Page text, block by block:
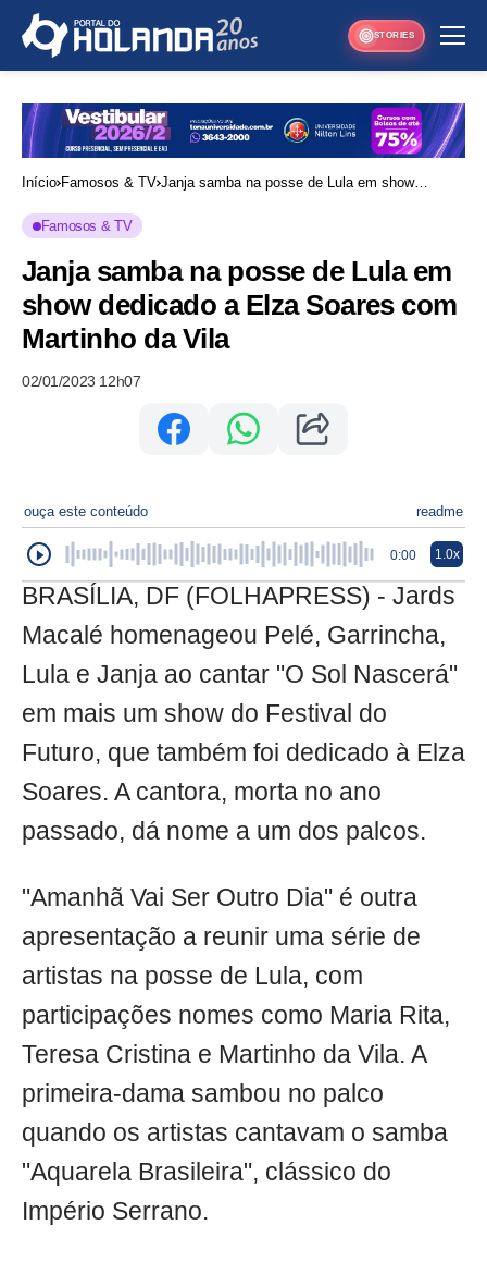
STORIES
Início Famosos & TV Janja samba na posse de Lula em show
Famosos & TV
Janja samba na posse de Lula em
show dedicado a Elza Soares com
Martinho da Vila
02/01/2023 12h07
ouça este conteúdo readme
0:00 1.0x
BRASÍLIA, DF (FOLHAPRESS) - Jards
Macalé homenageou Pelé, Garrincha,
Lula e Janja ao cantar "O Sol Nascerá"
em mais um show do Festival do
Futuro, que também foi dedicado à Elza
Soares. A cantora, morta no ano
passado, dá nome a um dos palcos.
"Amanhã Vai Ser Outro Dia" é outra
apresentação a reunir uma série de
artistas na posse de Lula, com
participações nomes como Maria Rita,
Teresa Cristina e Martinho da Vila. A
primeira-dama sambou no palco
quando os artistas cantavam o samba
"Aquarela Brasileira", clássico do
Império Serrano.